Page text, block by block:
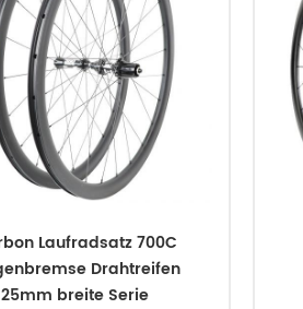
Laufradsatz 700C
Drahtreifen
25mm breite Serie